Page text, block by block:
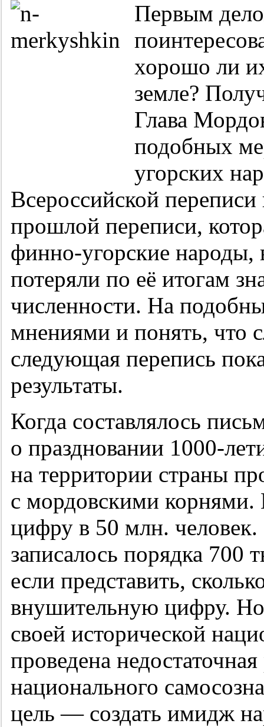
Первым
хорошо ли
земле?
Глава
подобных
угорских
Всероссийской
прошлой переписи,
финно-угорские
потеряли по её итогам
численности. На
мнениями и понять, что
следующая перепись
результаты.
Когда составлялось
о праздновании 1000-
на территории страны
с мордовскими корнями.
цифру в 50 млн.
записалось порядка 700
если представить,
внушительную цифру. Но
своей исторической
проведена
национального
цель — создать имидж